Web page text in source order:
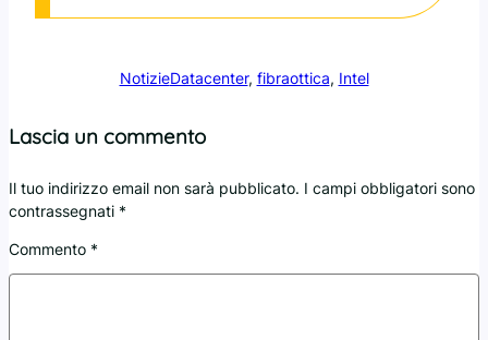
NotizieDatacenter, fibraottica, Intel
Lascia un commento
Il tuo indirizzo email non sarà pubblicato. I campi obbligatori sono
contrassegnati *
Commento *